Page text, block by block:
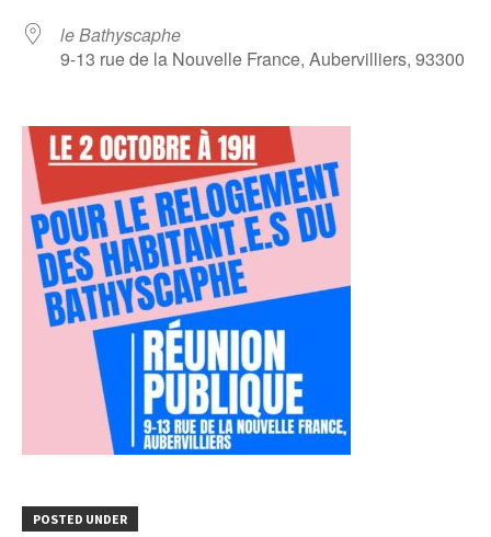
le Bathyscaphe
9-13 rue de la Nouvelle France, Aubervilliers, 93300
POSTED UNDER